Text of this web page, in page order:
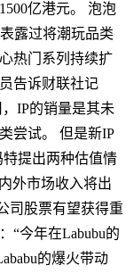
亿港元。 泡泡
露过将潮玩品类
热门系列持续扩
告诉财联社记
IP的销量是其未
尝试。 但是新IP
提出两种估值情
外市场收入将出
司股票有望获得重
“今年在Labubu的
的爆火带动